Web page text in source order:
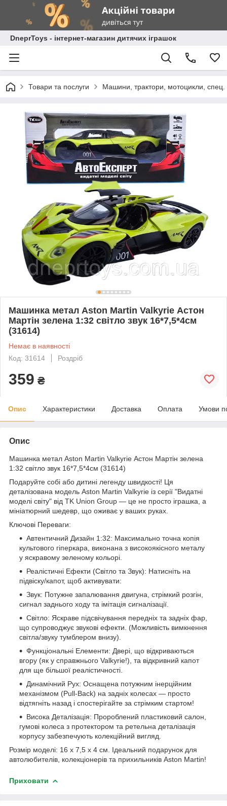
DneprToys - інтернет-магазин дитячих іграшок
Товари та послуги Машини, трактори, мотоцикли, спец.
Машинка метал Aston Martin Valkyrie Астон
Мартін зелена 1:32 світло звук 16*7,5*4см
(31614)
Немає в наявності
Код: 31614
Роздріб
359 ₴
Опис Характеристики Доставка Оплата Умови
Опис
Машинка метал Aston Martin Valkyrie Астон Мартін зелена
1:32 світло звук 16*7,5*4см (31614)
Подаруйте собі або дитині легенду швидкості! Ця
деталізована модель Aston Martin Valkyrie із серії "Видатні
моделі світу" від TK Union Group — це не просто іграшка, а
мініатюрний шедевр, що оживає у ваших руках.
Ключові Переваги:
Автентичний Дизайн 1:32: Максимально точна копія
культового гіперкара, виконана з високоякісного металу
у яскравому зеленому кольорі.
Реалістичні Ефекти (Світло та Звук): Натисніть на
підвіску/капот, щоб активувати:
Звук: Потужне запалювання двигуна, стрімкий розгін,
сигнал заднього ходу та імітація сигналізації.
Світло: Яскраве підсвічування передніх та задніх фар,
що супроводжує звукові ефекти. (Можливість вимкнення
світла/звуку тумблером внизу).
Функціональні Елементи: Двері, що відкриваються
вгору (як у справжнього Valkyrie!), та відкривний капот
для ще більшої реалістичності.
Динамічний Рух: Оснащена потужним інерційним
механізмом (Pull-Back) на задніх колесах — просто
відтягніть назад і спостерігайте за стрімким стартом!
Висока Деталізація: Пророблений пластиковий салон,
гумові колеса з протектором та ретельна деталізація
корпусу забезпечують колекційний вигляд.
Розмір моделі: 16 x 7,5 x 4 см. Ідеальний подарунок для
автолюбителів, колекціонерів та прихильників Aston Martin!
Приховати